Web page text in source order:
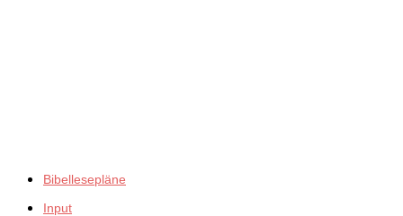
Bibellesepläne
Input